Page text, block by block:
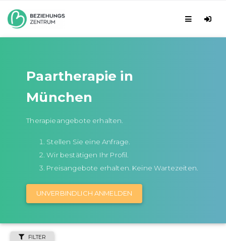
Paartherapie in
München
Therapieangebote erhalten.
Stellen Sie eine Anfrage.
Wir bestätigen Ihr Profil.
Preisangebote erhalten. Keine Wartezeiten.
UNVERBINDLICH ANMELDEN
FILTER